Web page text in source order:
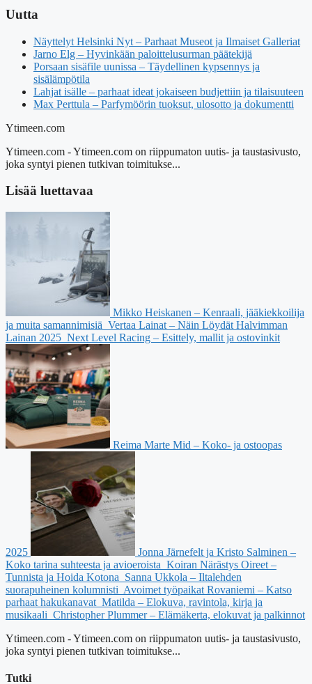
Uutta
Näyttelyt Helsinki Nyt – Parhaat Museot ja Ilmaiset Galleriat
Jarno Elg – Hyvinkään paloittelusurman päätekijä
Porsaan sisäfile uunissa – Täydellinen kypsennys ja
sisälämpötila
Lahjat isälle – parhaat ideat jokaiseen budjettiin ja tilaisuuteen
Max Perttula – Parfymöörin tuoksut, ulosotto ja dokumentti
Ytimeen.com
Ytimeen.com - Ytimeen.com on riippumaton uutis- ja taustasivusto,
joka syntyi pienen tutkivan toimitukse...
Lisää luettavaa
Mikko Heiskanen – Kenraali, jääkiekkoilija
ja muita samannimisiä Vertaa Lainat – Näin Löydät Halvimman
Lainan 2025 Next Level Racing – Esittely, mallit ja ostovinkit
Reima Marte Mid – Koko- ja ostoopas
2025
Jonna Järnefelt ja Kristo Salminen –
Koko tarina suhteesta ja avioeroista Koiran Närästys Oireet –
Tunnista ja Hoida Kotona Sanna Ukkola – Iltalehden
suorapuheinen kolumnisti Avoimet työpaikat Rovaniemi – Katso
parhaat hakukanavat Matilda – Elokuva, ravintola, kirja ja
musikaali Christopher Plummer – Elämäkerta, elokuvat ja palkinnot
Ytimeen.com - Ytimeen.com on riippumaton uutis- ja taustasivusto,
joka syntyi pienen tutkivan toimitukse...
Tutki